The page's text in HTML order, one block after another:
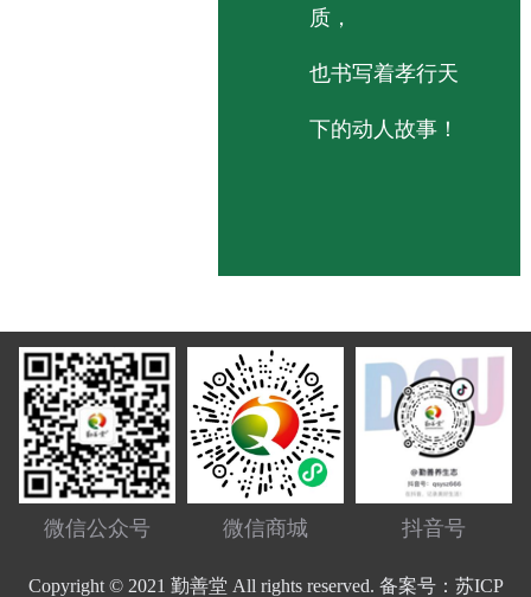
质，
也书写着孝行天
下的动人故事！
微信公众号 微信商城 抖音号
Copyright © 2021 勤善堂 All rights reserved. 备案号：苏ICP